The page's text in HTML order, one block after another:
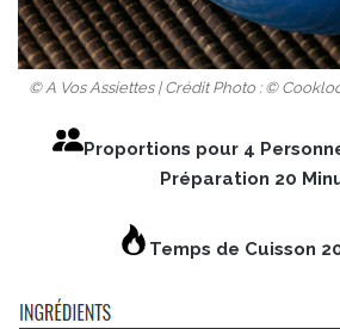
© A Vos Assiettes | Crédit Photo : ©
Proportions pour 4
Préparation 20
Temps de Cuisson